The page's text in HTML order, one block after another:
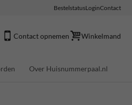
BestelstatusLoginContact
Contact opnemen Winkelmand
Over Huisnummerpaal.nl